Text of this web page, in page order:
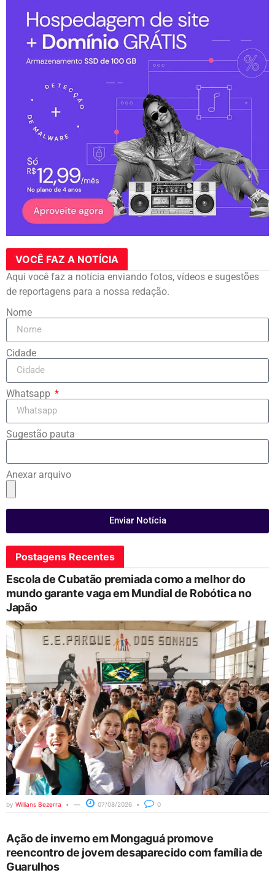
VOCÊ FAZ A NOTÍCIA
Aqui você faz a notícia enviando fotos, vídeos e sugestões
de reportagens para a nossa redação.
Nome
Cidade
Whatsapp
Sugestão pauta
Anexar arquivo
Enviar Notícia
Postagens Recentes
Escola de Cubatão premiada como a melhor do
mundo garante vaga em Mundial de Robótica no
Japão
by Willians Bezerra 07/08/2026 0
Ação de inverno em Mongaguá promove
reencontro de jovem desaparecido com família de
Guarulhos